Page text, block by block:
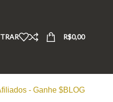
R$0,00
- Ganhe $BLOG